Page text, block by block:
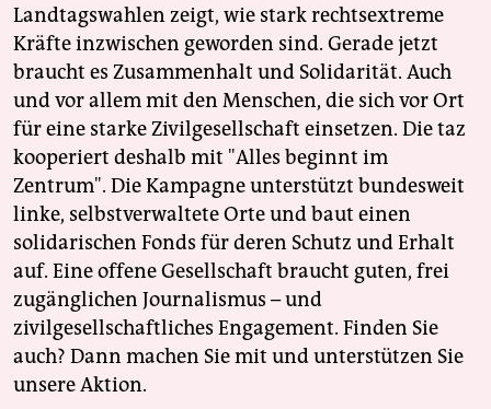
Landtagswahlen zeigt, wie stark rechtsextreme
Kräfte inzwischen geworden sind. Gerade jetzt
braucht es Zusammenhalt und Solidarität. Auch
und vor allem mit den Menschen, die sich vor Ort
für eine starke Zivilgesellschaft einsetzen. Die taz
kooperiert deshalb mit "Alles beginnt im
Zentrum". Die Kampagne unterstützt bundesweit
linke, selbstverwaltete Orte und baut einen
solidarischen Fonds für deren Schutz und Erhalt
auf. Eine offene Gesellschaft braucht guten, frei
zugänglichen Journalismus – und
zivilgesellschaftliches Engagement. Finden Sie
auch? Dann machen Sie mit und unterstützen Sie
unsere Aktion.